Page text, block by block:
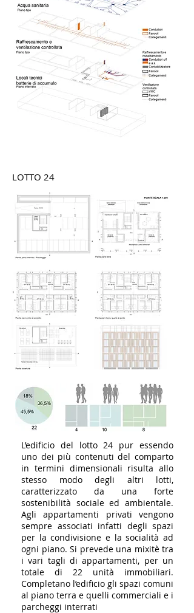
LOTTO 24
L’edificio del lotto 24 pur essendo
uno dei più contenuti del comparto
in termini dimensionali risulta allo
stesso modo degli altri lotti,
caratterizzato da una forte
sostenibilità sociale ed ambientale.
Agli appartamenti privati vengono
sempre associati infatti degli spazi
per la condivisione e la socialità ad
ogni piano. Si prevede una mixitè tra
i vari tagli di appartamenti, per un
totale di 22 unità immobiliari.
Completano l’edificio gli spazi comuni
al piano terra e quelli commerciali e i
parcheggi interrati